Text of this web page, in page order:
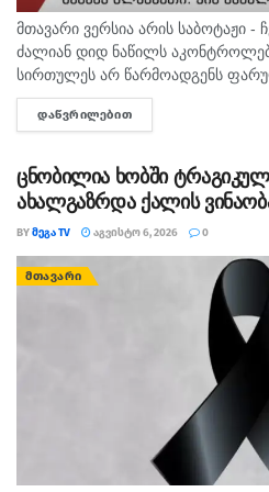
მთავარი ვერსია არის საბოტაჟი -
ძალიან დიდ ნაწილს
სირთულეს არ წარმოადგენს
ამის შესახებ ანალიტიკოსმა გია
გადაცემაში „360...
ᲓᲐᲬᲕᲠᲘᲚᲔᲑᲘᲗ
ცნობილია ხობში
ახალგაზრდა ქალის
BYᲛᲔᲒᲐ TV ᲐᲒᲕᲘᲡᲢᲝ 6, 2026 0
ᲛᲗᲐᲕᲐᲠᲘ